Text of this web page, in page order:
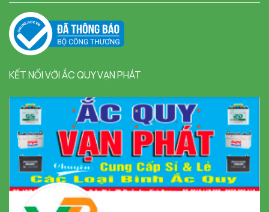
KẾT NỐI VỚI ẮC QUY VẠN PHÁT